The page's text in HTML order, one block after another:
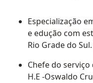
Especialização
e edução com
Rio Grade do
Chefe do
H.E -Oswaldo